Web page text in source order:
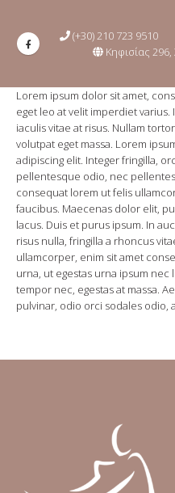
(+30) 210 723 9510
Κηφισίας
Lorem ipsum dolor sit amet,
eget leo at velit imperdiet
iaculis vitae at risus. Nullam
volutpat eget massa. Lorem
adipiscing elit. Integer fringilla,
pellentesque odio, nec
consequat lorem ut felis
faucibus. Maecenas dolor elit,
lacus. Duis et purus ipsum. In
risus nulla, fringilla a rhoncus
ullamcorper, enim sit amet
urna, ut egestas urna ipsum
tempor nec, egestas at massa.
pulvinar, odio orci sodales odio,